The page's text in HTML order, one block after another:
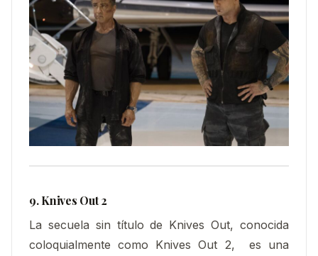
9. Knives Out 2
La secuela sin título de Knives Out, conocida
coloquialmente como Knives Out 2, ​ es una